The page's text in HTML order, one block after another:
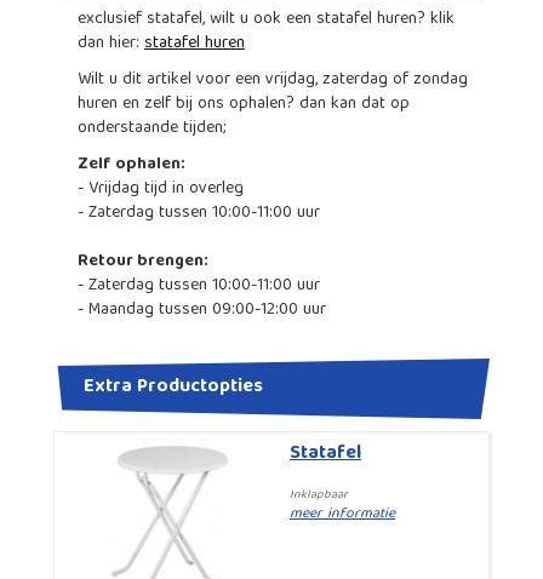
exclusief statafel, wilt u ook een statafel huren? klik
dan hier: statafel huren
Wilt u dit artikel voor een vrijdag, zaterdag of zondag
huren en zelf bij ons ophalen? dan kan dat op
onderstaande tijden;
Zelf ophalen:
- Vrijdag tijd in overleg
- Zaterdag tussen 10:00-11:00 uur
Retour brengen:
- Zaterdag tussen 10:00-11:00 uur
- Maandag tussen 09:00-12:00 uur
Extra Productopties
Statafel
Inklapbaar
meer informatie